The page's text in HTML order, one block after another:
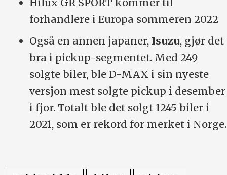
forhandlere i Europa sommeren 2022
Også en annen japaner, Isuzu, gjør det
bra i pickup-segmentet. Med 249
solgte biler, ble D-MAX i sin nyeste
versjon mest solgte pickup i desember
i fjor. Totalt ble det solgt 1245 biler i
2021, som er rekord for merket i Norge.